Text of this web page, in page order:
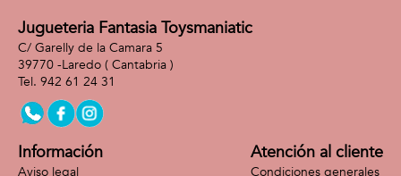
Jugueteria Fantasia Toysmaniatic
C/ Garelly de la Camara 5
39770 -Laredo ( Cantabria )
942 61 24 31
Información
Aviso legal
Atención al cliente
Condiciones generales